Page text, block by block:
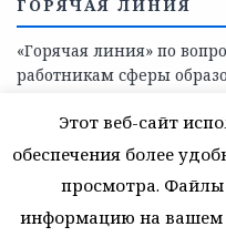
СКАЖИ КОРРУПЦИИ
Этот веб-сайт
обеспечения более
просмотра. Файлы
информацию на вашем